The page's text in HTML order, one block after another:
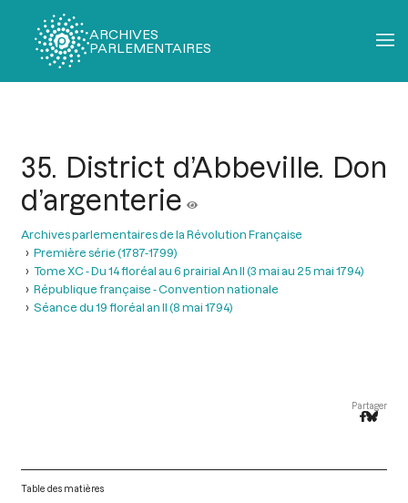
ARCHIVES
PARLEMENTAIRES
35. District d’Abbeville. Don
d’argenterie
Archives parlementaires de la Révolution Française
Première série (1787-1799)
Tome XC - Du 14 floréal au 6 prairial An II (3 mai au 25 mai 1794)
République française - Convention nationale
Séance du 19 floréal an II (8 mai 1794)
Partager
Table des matières